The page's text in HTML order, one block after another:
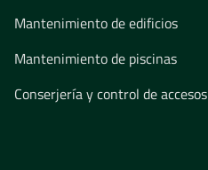
Mantenimiento de edificios
Mantenimiento de piscinas
Conserjería y control de accesos